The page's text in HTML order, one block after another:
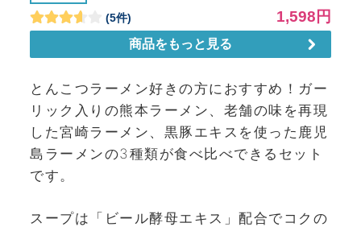
とんこつラーメン好きの方におすすめ！ガー
リック入りの熊本ラーメン、老舗の味を再現
した宮崎ラーメン、黒豚エキスを使った鹿児
島ラーメンの3種類が食べ比べできるセット
です。
スープは「ビール酵母エキス」配合でコクの